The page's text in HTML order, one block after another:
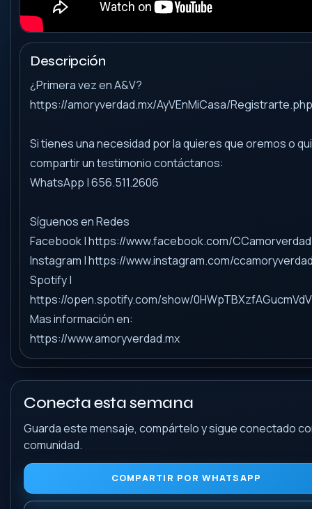
Descripción
¿Primera vez en A&V?
https://amoryverdad.mx/AyVEnMiCasa/Registrarte.php
Si tienes una necesidad por la quieres que oremos o
compartir un testimonio contáctanos:
WhatsApp | 656.511.2606
Síguenos en Redes
Facebook | https://www.facebook.com/CCamorverdad
Instagram | https://www.instagram.com/
Spotify |
https://open.spotify.com/show/
Mas información en:
https://www.amoryverdad.mx
Conecta esta semana
Guarda este mensaje, compártelo y sigue conectado
comunidad.
COMPARTIR POR WHATSAPP